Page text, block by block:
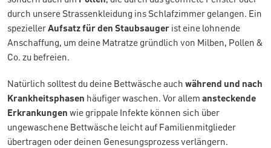
durch unsere Strassenkleidung ins Schlafzimmer gelangen. Ein
speziellerAufsatz für den Staubsauger ist eine lohnende
Anschaffung, um deine Matratze gründlich von Milben, Pollen &
Co. zu befreien.
Natürlich solltest du deine Bettwäsche auch während und nach
Krankheitsphasen häufiger waschen. Vor allem ansteckende
Erkrankungen wie grippale Infekte können sich über
ungewaschene Bettwäsche leicht auf Familienmitglieder
übertragen oder deinen Genesungsprozess verlängern.